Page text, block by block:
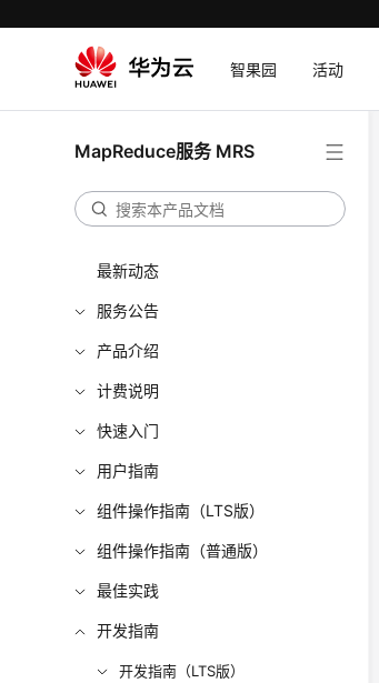
智果园 活动
MapReduce服务 MRS
最新动态
服务公告
产品介绍
计费说明
快速入门
用户指南
组件操作指南（LTS版）
组件操作指南（普通版）
最佳实践
开发指南
开发指南（LTS版）